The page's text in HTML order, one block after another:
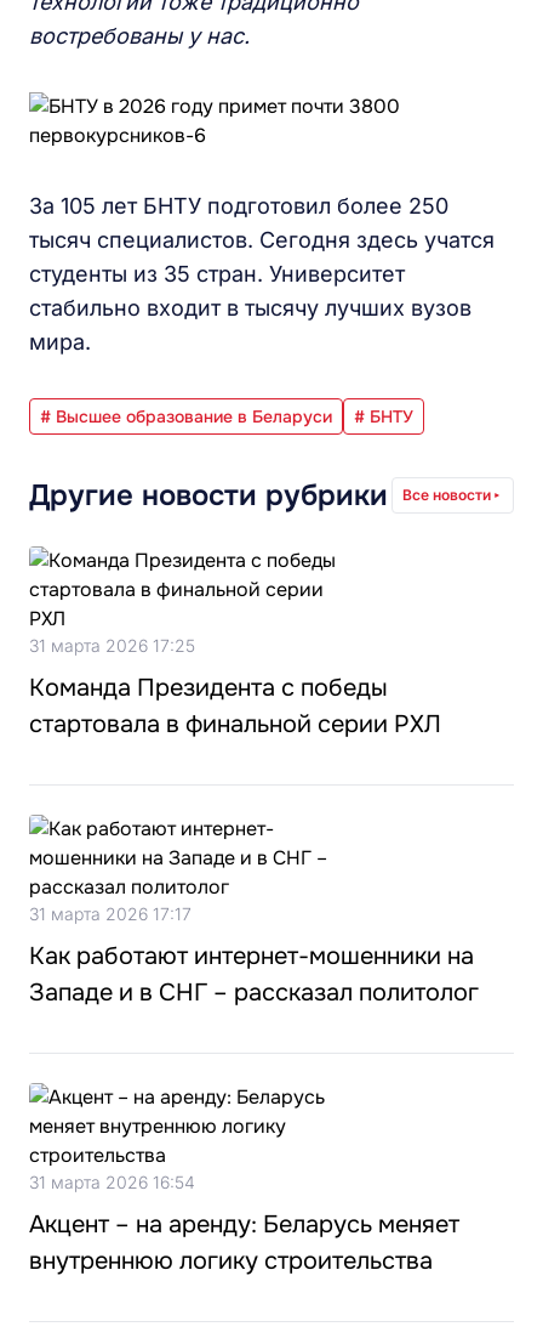
востребованы у нас.
За 105 лет БНТУ подготовил более 250
тысяч специалистов. Сегодня здесь учатся
студенты из 35 стран. Университет
стабильно входит в тысячу лучших вузов
мира.
# Высшее образование в Беларуси # БНТУ
Другие новости рубрики Все новости
31 марта 2026 17:25
Команда Президента с победы
стартовала в финальной серии РХЛ
31 марта 2026 17:17
Как работают интернет-мошенники на
Западе и в СНГ – рассказал политолог
31 марта 2026 16:54
Акцент – на аренду: Беларусь меняет
внутреннюю логику строительства